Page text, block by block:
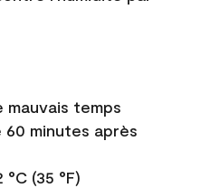
temps
60 minutes après
(35 °F)